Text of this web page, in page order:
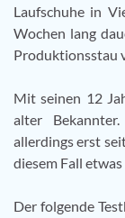
Laufschuhe in
Wochen lang
Produktionsstau
Mit seinen 12
alter
allerdings erst
diesem Fall
Der folgende